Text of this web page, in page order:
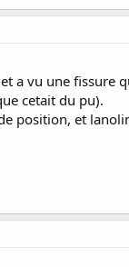
a vu une fissure
cetait du pu).
position, et